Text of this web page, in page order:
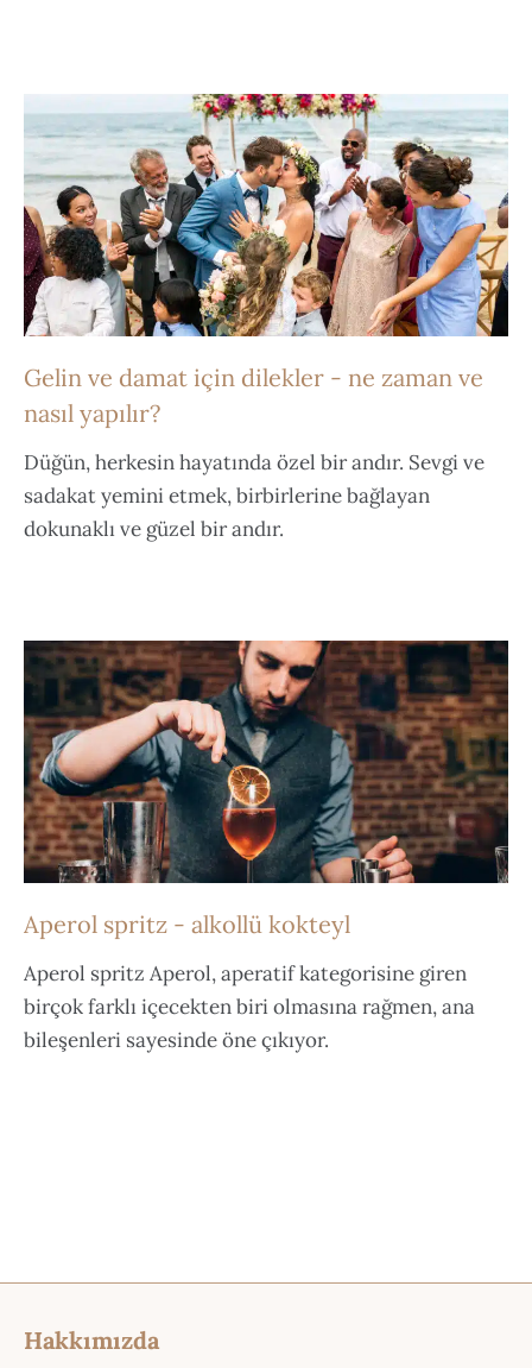
Gelin ve damat için dilekler - ne zaman ve
nasıl yapılır?
Düğün, herkesin hayatında özel bir andır. Sevgi ve
sadakat yemini etmek, birbirlerine bağlayan
dokunaklı ve güzel bir andır.
Aperol spritz - alkollü kokteyl
Aperol spritz Aperol, aperatif kategorisine giren
birçok farklı içecekten biri olmasına rağmen, ana
bileşenleri sayesinde öne çıkıyor.
Hakkımızda